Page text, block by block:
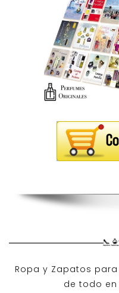
Ropa y Zapatos
de todo